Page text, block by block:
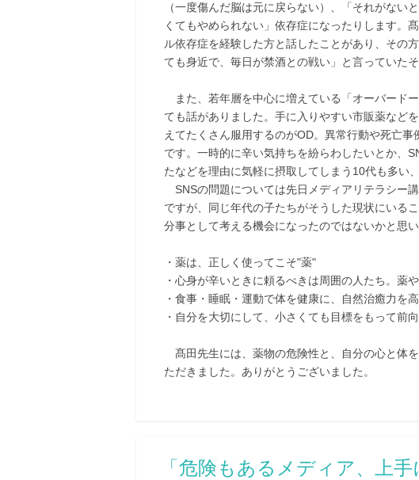
（一度傷んだ脳は元に戻らない）、「それがない
くてもやめられない」依存症になったりします。
ル依存症を経験した方と話したことがあり、その
ても身近で、毎日が禁酒との戦い」と言っていたそ
また、若年層を中心に増えている「オーバード
ても話がありました。手に入りやすい市販薬など
えてたくさん服用するのがOD。異常行動や死亡事
です。一時的に辛い気持ちを紛らわしたいとか、
たなどを理由に気軽に摂取してしまう10代も多い
SNSの問題については先日メディアリテラシー
ですが、同じ年代の子たちがそうした現状にいる
分事として考える機会になったのではないかと思い
・薬は、正しく使ってこそ"薬"
・心身が辛いときに頼るべきは周囲の人たち。薬
・食事・睡眠・運動で体を健康に、自然治癒力を
・自分を大切にして、小さくても目標をもって前
髙田先生には、薬物の危険性と、自分の心と体
ただきました。ありがとうございました。
「危険もあるメディア、上